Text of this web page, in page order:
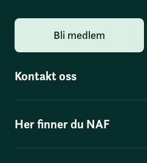
Bli medlem
Kontakt oss
Her finner du NAF